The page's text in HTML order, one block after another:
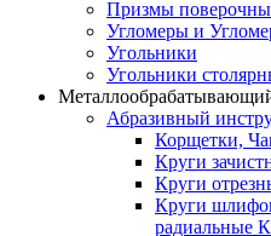
Призмы
Угломеры и
Угольники
Угольники
Абразивный
Корщетки,
Круги
Круги
Круги
радиальные